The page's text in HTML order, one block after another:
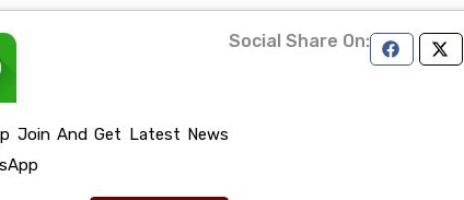
Join And Get Latest News
Social Share On: